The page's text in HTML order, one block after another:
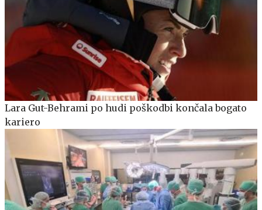
Lara Gut-Behrami po hudi poškodbi končala bogato
kariero